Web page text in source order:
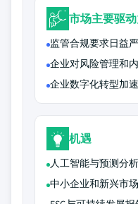
市场主要驱
监管合规要求日益
企业对风险管理和
企业数字化转型加速
机遇
人工智能与预测分
中小企业和新兴市